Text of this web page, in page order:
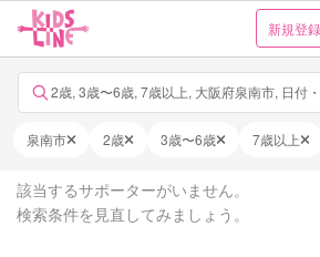
新規登録
2歳, 3歳〜6歳, 7歳以上, 大阪府泉南市, 日付
泉南市 2歳 3歳〜6歳 7歳以上
該当するサポーターがいません。
検索条件を見直してみましょう。